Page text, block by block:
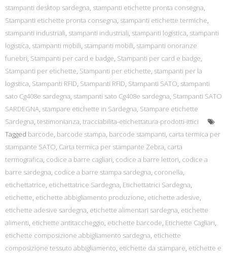
stampanti desktop sardegna, stampanti etichette pronta consegna,
Stampanti etichette pronta consegna, stampanti etichette termiche,
stampanti industriali, stampanti industriali, stampanti logistica, stampanti
logistica, stampanti mobili, stampanti mobili, stampanti onoranze
funebri, Stampanti per card e badge, Stampanti per card e badge,
Stampanti per etichette, Stampanti per etichette, stampanti per la
logistica, Stampanti RFID, Stampanti RFID, Stampanti SATO, stampanti
sato Cg408e sardegna, stampanti sato Cg408e sardegna, Stampanti SATO
SARDEGNA, stampare etichette in Sardegna, Stampare etichette
Sardegna, testimonianza, tracciabilita-etichettatura-prodotti-ittici
Tagged barcode, barcode stampa, barcode stampanti, carta termica per
stampante SATO, Carta termica per stampante Zebra, carta
termografica, codice a barre cagliari, codice a barre lettori, codice a
barre sardegna, codice a barre stampa sardegna, coronella,
etichettatrice, etichettatrice Sardegna, Etichettatrici Sardegna,
etichette, etichette abbigliamento produzione, etichette adesive,
etichette adesive sardegna, etichette alimentari sardegna, etichette
alimenti, etichette antitaccheggio, etichette barcode, Etichette Cagliari,
etichette composizione abbigliamento sardegna, etichette
composizione tessuto abbigliamento, etichette da stampare, etichette e